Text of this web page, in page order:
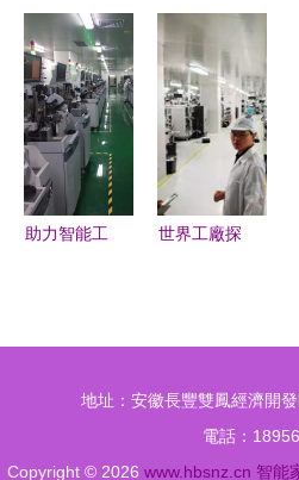
亮相慕尼黑
上海電子
展，智能家
居研發迎來
新機遇
案 人體存
在感知雷達
的創新應用
助力智能工
世界工廠探
壁江山，智
能家居創新
地址：安徽長豐雙鳳經濟開
電話：
Copyright © 2026 www.hbsnz.cn 智能